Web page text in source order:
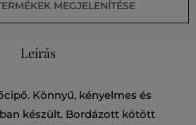
MEGJELENÍTÉSE
Leírás
Könnyű, kényelmes és
készült. Bordázott kötött